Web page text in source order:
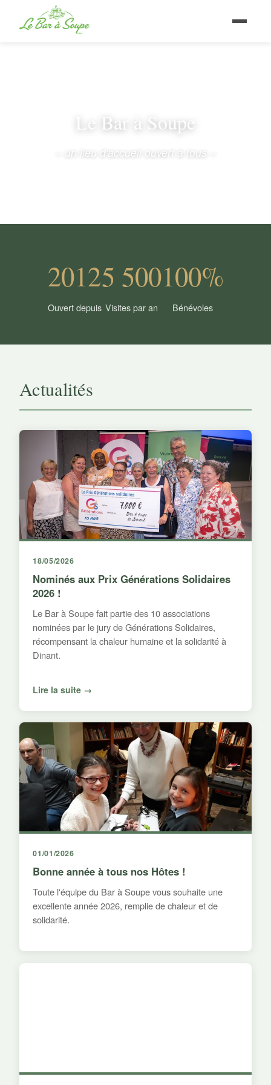
Le Bar à Soupe
– un lieu d'accueil ouvert à tous –
2012
Ouvert depuis
5 500
Visites par an
100%
Bénévoles
Actualités
18/05/2026
Nominés aux Prix Générations Solidaires
2026 !
Le Bar à Soupe fait partie des 10 associations
nominées par le jury de Générations Solidaires,
récompensant la chaleur humaine et la solidarité à
Dinant.
Lire la suite →
01/01/2026
Bonne année à tous nos Hôtes !
Toute l'équipe du Bar à Soupe vous souhaite une
excellente année 2026, remplie de chaleur et de
solidarité.